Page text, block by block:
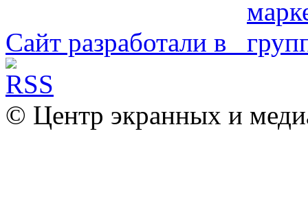
Сайт разработали в
© Центр экранных и